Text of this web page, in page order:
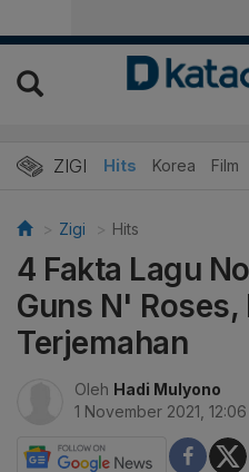
ZIGI Hits Korea Film
Zigi Hits
4 Fakta Lagu
Guns N'
Terjemahan
Oleh Hadi Mulyono
1 November 2021, 12:06